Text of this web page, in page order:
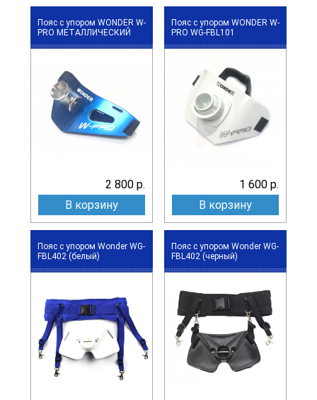
Пояс с упором WONDER W-
PRO МЕТАЛЛИЧЕСКИЙ
2 800 р.
В корзину
Пояс с упором WONDER W-
PRO WG-FBL101
1 600 р.
В корзину
Пояс с упором Wonder WG-
FBL402 (белый)
Пояс с упором Wonder WG-
FBL402 (черный)